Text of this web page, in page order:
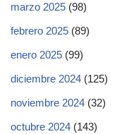
marzo 2025 (98)
febrero 2025 (89)
enero 2025 (99)
diciembre 2024 (125)
noviembre 2024 (32)
octubre 2024 (143)